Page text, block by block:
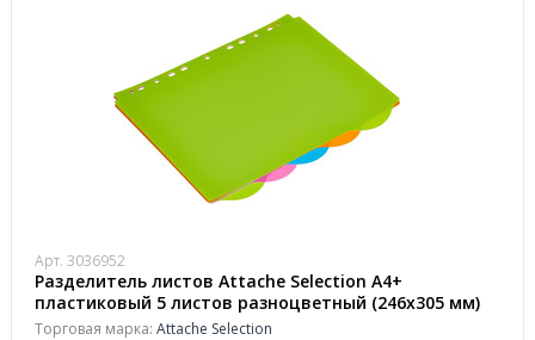
Арт. 3036952
Разделитель листов Attache Selection А4+
пластиковый 5 листов разноцветный (246x305 мм)
Торговая марка: Attache Selection